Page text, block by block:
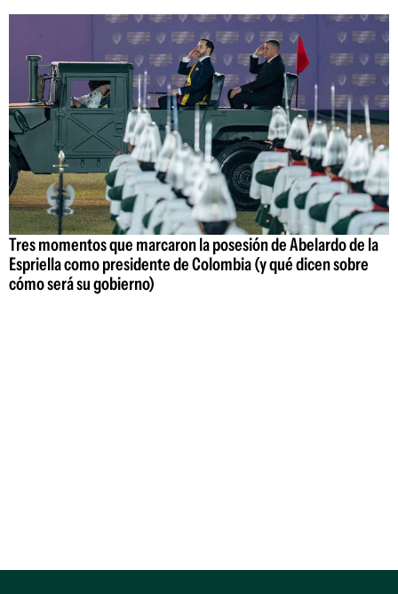
Tres momentos que marcaron la posesión de Abelardo de la
Espriella como presidente de Colombia (y qué dicen sobre
cómo será su gobierno)